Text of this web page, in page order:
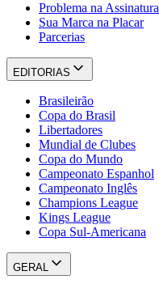
Problema na Assinatura
Sua Marca na Placar
Parcerias
EDITORIAS
Brasileirão
Copa do Brasil
Libertadores
Mundial de Clubes
Copa do Mundo
Campeonato Espanhol
Campeonato Inglês
Champions League
Kings League
Copa Sul-Americana
GERAL